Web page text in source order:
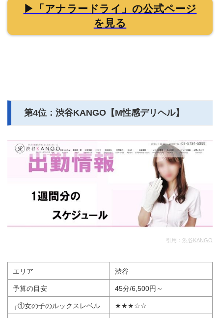
▶「アナラードライ」の公式ページ
を見る
第4位：渋谷KANGO【M性感デリヘル】
引用： 渋谷KANGO
エリア 渋谷
予算の目安 45分/6,500円～
┌①女の子のルックスレベル ★★★☆☆